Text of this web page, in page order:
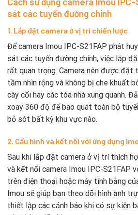
sát các tuyến đường chính
1. Lắp đặt camera ở vị trí chiến lược
Để camera Imou IPC-S21FAP phát
sát các tuyến đường chính, việc lắp
rất quan trọng. Camera nên được đặt
tầm nhìn rộng và không bị che khuất
cây cối hay các tòa nhà xung quanh.
xoay 360 độ để bao quát toàn bộ
bỏ sót bất kỳ khu vực nào.
2. Cấu hình và kết nối với ứng dụng
Sau khi lắp đặt camera ở vị trí thích
và kết nối camera Imou IPC-S21FAP
trên điện thoại hoặc máy tính bảng
Imou sẽ giúp bạn theo dõi hình ảnh
thiết lập các cảnh báo khi có sự kiện